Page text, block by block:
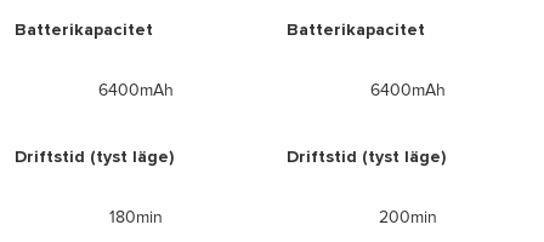
Batterikapacitet Batterikapacitet
Driftstid (tyst läge) Driftstid (tyst läge)
6400mAh
180min
6400mAh
200min